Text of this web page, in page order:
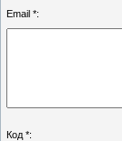
Email *:
Код *: